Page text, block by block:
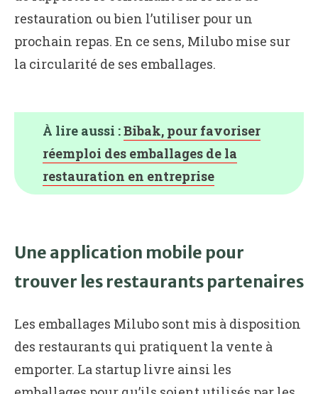
restauration ou bien l’utiliser pour un
prochain repas. En ce sens, Milubo mise sur
la circularité de ses emballages.
À lire aussi :Bibak, pour favoriser
réemploi des emballages de la
restauration en entreprise
Une application mobile pour
trouver les restaurants partenaires
Les emballages Milubo sont mis à disposition
des restaurants qui pratiquent la vente à
emporter. La startup livre ainsi les